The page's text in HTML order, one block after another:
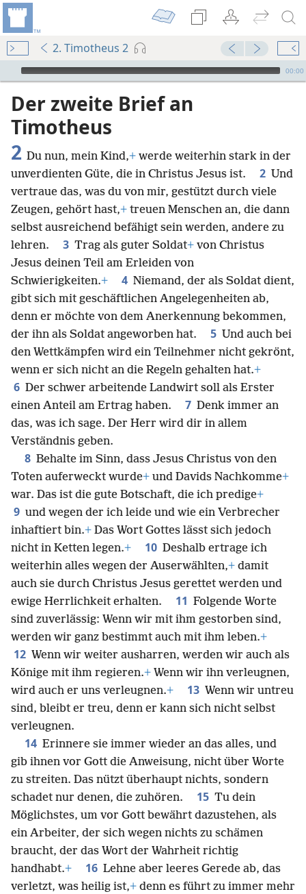
2. Timotheus 2
Audio Player
00:00
Der zweite Brief an
Timotheus
2 Du nun, mein Kind,+ werde weiterhin stark in der
unverdienten Güte, die in Christus Jesus ist.
2 Und
vertraue das, was du von mir, gestützt durch viele
Zeugen, gehört hast,+ treuen Menschen an, die dann
selbst ausreichend befähigt sein werden, andere zu
lehren.
3 Trag als guter Soldat+ von Christus
Jesus deinen Teil am Erleiden von
Schwierigkeiten.+ 4 Niemand, der als Soldat dient,
gibt sich mit geschäftlichen Angelegenheiten ab,
denn er möchte von dem Anerkennung bekommen,
der ihn als Soldat angeworben hat.
5 Und auch bei
den Wettkämpfen wird ein Teilnehmer nicht gekrönt,
wenn er sich nicht an die Regeln gehalten hat.+
6 Der schwer arbeitende Landwirt soll als Erster
einen Anteil am Ertrag haben.
7 Denk immer an
das, was ich sage. Der Herr wird dir in allem
Verständnis geben.
8 Behalte im Sinn, dass Jesus Christus von den
Toten auferweckt wurde+ und Davids Nachkomme+
war. Das ist die gute Botschaft, die ich predige+
9 und wegen der ich leide und wie ein Verbrecher
inhaftiert bin.+ Das Wort Gottes lässt sich jedoch
nicht in Ketten legen.+ 10 Deshalb ertrage ich
weiterhin alles wegen der Auserwählten,+ damit
auch sie durch Christus Jesus gerettet werden und
ewige Herrlichkeit erhalten.
11 Folgende Worte
sind zuverlässig: Wenn wir mit ihm gestorben sind,
werden wir ganz bestimmt auch mit ihm leben.+
12 Wenn wir weiter ausharren, werden wir auch als
Könige mit ihm regieren.+ Wenn wir ihn verleugnen,
wird auch er uns verleugnen.+ 13 Wenn wir untreu
sind, bleibt er treu, denn er kann sich nicht selbst
verleugnen.
14 Erinnere sie immer wieder an das alles, und
gib ihnen vor Gott die Anweisung, nicht über Worte
zu streiten. Das nützt überhaupt nichts, sondern
schadet nur denen, die zuhören.
15 Tu dein
Möglichstes, um vor Gott bewährt dazustehen, als
ein Arbeiter, der sich wegen nichts zu schämen
braucht, der das Wort der Wahrheit richtig
handhabt.+ 16 Lehne aber leeres Gerede ab, das
verletzt, was heilig ist,+ denn es führt zu immer mehr